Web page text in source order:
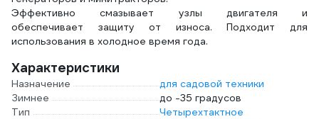
Эффективно смазывает узлы двигателя и
обеспечивает защиту от износа. Подходит для
использования в холодное время года.
Характеристики
Назначение
для садовой техники
Зимнее
до -35 градусов
Тип
Четырехтактное